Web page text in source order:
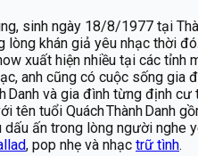
sinh ngày 18/8/1977 tại
khán giả yêu nhạc thời
xuất hiện nhiều tại các tỉnh
anh cũng có cuộc sống
và gia đình từng định
tuổi Quách Thành Danh
ấn trong lòng người nghe
, pop nhẹ và nhạc trữ tình.